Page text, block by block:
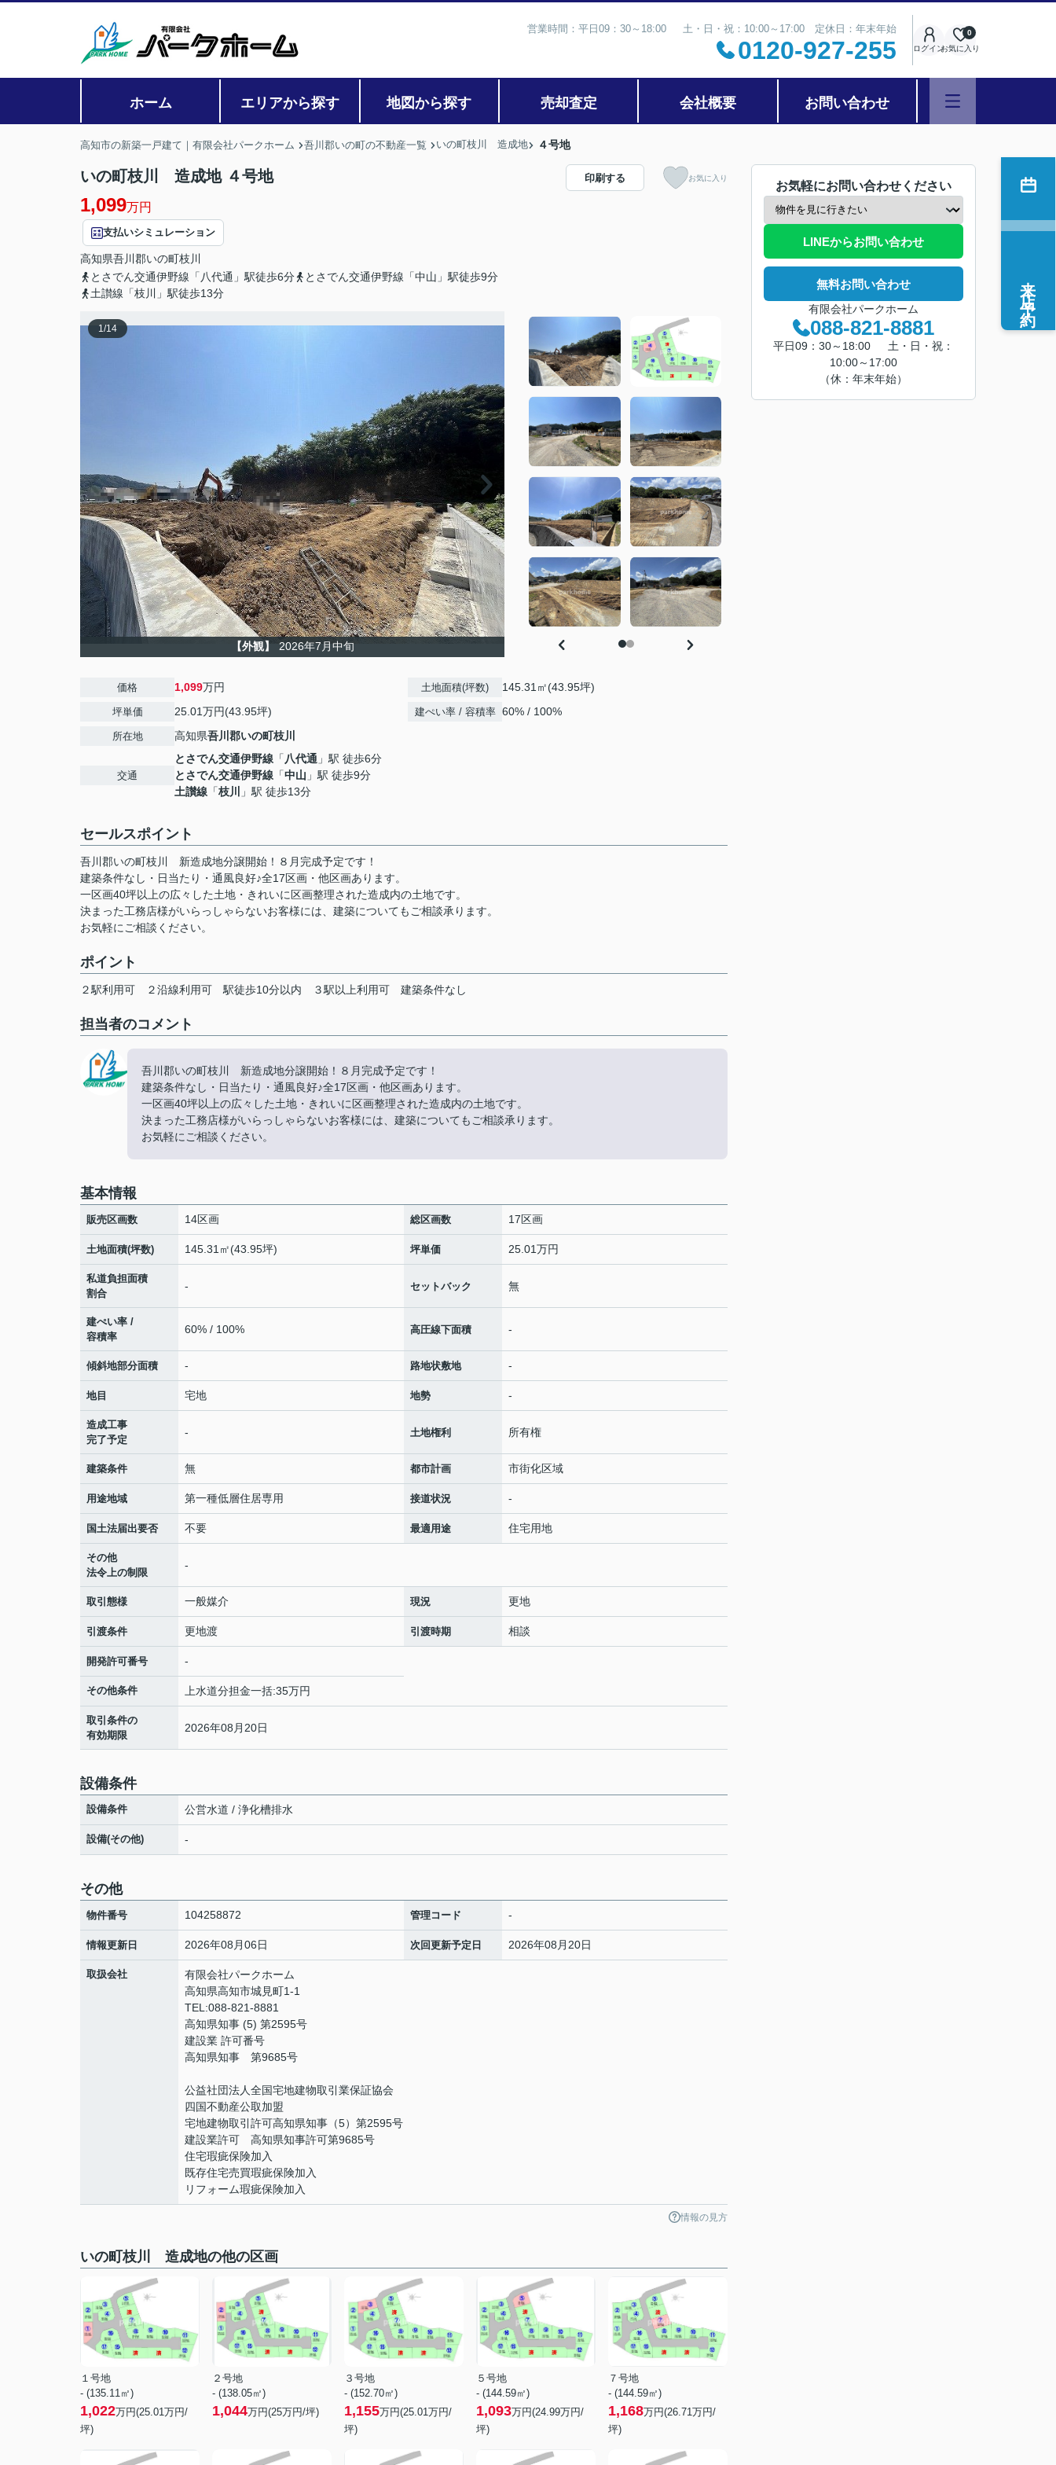
営業時間：平日09：30～18:00 土・日・祝：10:00～17:00 定休日：年末年始
0120-927-255 ログインお気に入り
0
ホーム エリアから探す 地図から探す 売却査定 会社概要 お問い合わせ
高知市の新築一戸建て｜有限会社パークホーム 吾川郡いの町の不動産一覧 いの町枝川 造成地 ４号地
いの町枝川 造成地 ４号地
1,099万円
支払いシミュレーション
高知県吾川郡いの町枝川
とさでん交通伊野線「八代通」駅徒歩6分
とさでん交通伊野線「中山」駅徒歩9分
土讃線「枝川」駅徒歩13分
印刷する お気に入り
1/14
【外観】 2026年7月中旬
価格 1,099万円
坪単価 25.01万円(43.95坪)
所在地 高知県吾川郡いの町枝川
交通
とさでん交通伊野線 「 八代通 」駅 徒歩6分
とさでん交通伊野線 「中山 」駅 徒歩9分
土讃線 「枝川 」駅 徒歩13分
土地面積(坪数) 145.31㎡(43.95坪)
建ぺい率 / 容積率 60% / 100%
セールスポイント
吾川郡いの町枝川 新造成地分譲開始！８月完成予定です！
建築条件なし・日当たり・通風良好♪全17区画・他区画あります。
一区画40坪以上の広々した土地・きれいに区画整理された造成内の土地です。
決まった工務店様がいらっしゃらないお客様には、建築についてもご相談承ります。
お気軽にご相談ください。
ポイント
２駅利用可 ２沿線利用可 駅徒歩10分以内 ３駅以上利用可 建築条件なし
担当者のコメント
吾川郡いの町枝川 新造成地分譲開始！８月完成予定です！
建築条件なし・日当たり・通風良好♪全17区画・他区画あります。
一区画40坪以上の広々した土地・きれいに区画整理された造成内の土地です。
決まった工務店様がいらっしゃらないお客様には、建築についてもご相談承ります。
お気軽にご相談ください。
基本情報
販売区画数 14区画 総区画数 17区画
土地面積(坪数) 145.31㎡(43.95坪) 坪単価 25.01万円
私道負担面積
割合
- セットバック 無
建ぺい率 /
容積率
60% / 100% 高圧線下面積 -
傾斜地部分面積 - 路地状敷地 -
地目 宅地 地勢 -
造成工事
完了予定
- 土地権利 所有権
建築条件 無 都市計画 市街化区域
用途地域 第一種低層住居専用 接道状況 -
国土法届出要否 不要 最適用途 住宅用地
その他
法令上の制限
-
取引態様 一般媒介 現況 更地
引渡条件 更地渡 引渡時期 相談
開発許可番号 -
その他条件 上水道分担金一括:35万円
取引条件の
有効期限
2026年08月20日
設備条件
設備条件 公営水道 / 浄化槽排水
設備(その他) -
その他
物件番号 104258872 管理コード -
情報更新日 2026年08月06日 次回更新予定日 2026年08月20日
取扱会社
有限会社パークホーム
高知県高知市城見町1-1
TEL:088-821-8881
高知県知事 (5) 第2595号
建設業 許可番号
高知県知事 第9685号
公益社団法人全国宅地建物取引業保証協会
四国不動産公取加盟
宅地建物取引許可高知県知事（5）第2595号
建設業許可 高知県知事許可第9685号
住宅瑕疵保険加入
既存住宅売買瑕疵保険加入
リフォーム瑕疵保険加入
情報の見方
いの町枝川 造成地の他の区画
１号地
- (135.11㎡)
1,022万円(25.01万円/
坪)
２号地
- (138.05㎡)
1,044万円(25万円/坪)
３号地
- (152.70㎡)
1,155万円(25.01万円/
坪)
５号地
- (144.59㎡)
1,093万円(24.99万円/
坪)
７号地
- (144.59㎡)
1,168万円(26.71万円/
坪)
お気軽にお問い合わせください
LINEからお問い合わせ
無料お問い合わせ
有限会社パークホーム
088-821-8881
平日09：30～18:00 土・日・祝：
10:00～17:00
（休：年末年始）
来店予約